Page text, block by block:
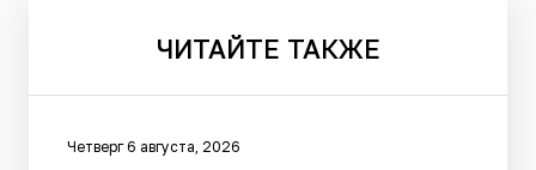
ЧИТАЙТЕ ТАКЖЕ
Четверг 6 августа, 2026